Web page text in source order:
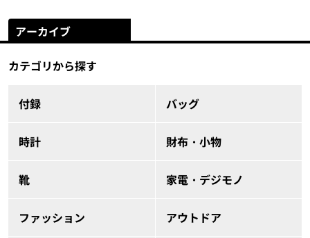
アーカイブ
カテゴリから探す
付録 バッグ
時計 財布・小物
靴 家電・デジモノ
ファッション アウトドア